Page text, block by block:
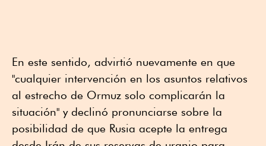
En este sentido, advirtió nuevamente en que
"cualquier intervención en los asuntos relativos
al estrecho de Ormuz solo complicarán la
situación" y declinó pronunciarse sobre la
posibilidad de que Rusia acepte la entrega